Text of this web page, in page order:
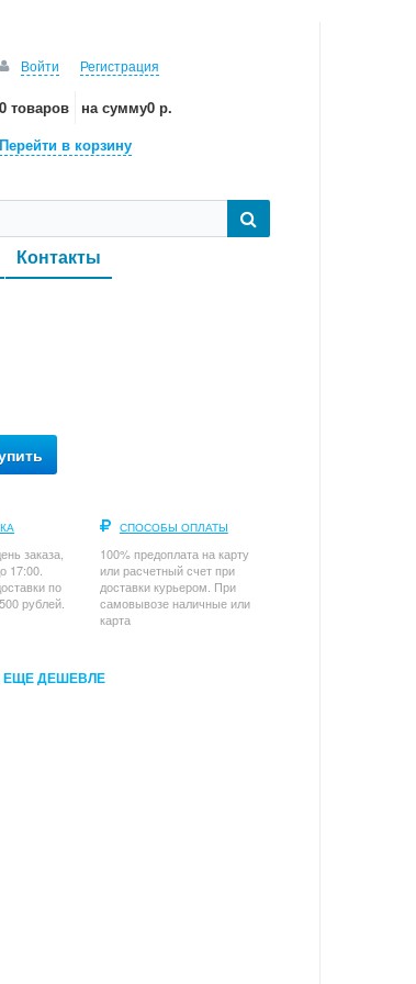
Войти Регистрация
0 товаров на сумму0 р.
Перейти в корзину
Контакты
заказа,
17:00.
по
рублей.
СПОСОБЫ ОПЛАТЫ
100% предоплата на карту
или расчетный счет при
доставки курьером. При
самовывозе наличные или
карта
ДЕШЕВЛЕ